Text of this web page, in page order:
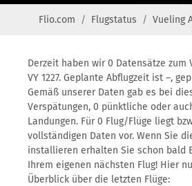
Flio.com Flugstatus Vueling
Derzeit haben wir 0 Datensätze zum
VY 1227. Geplante Abflugzeit ist –,
Gemäß unserer Daten gab es bei
Verspätungen, 0 pünktliche oder
Landungen. Für 0 Flug/Flüge liegt
vollständigen Daten vor. Wenn Sie
installieren erhalten Sie schon bald
Ihrem eigenen nächsten Flug! Hier
Überblick über die letzten Flüge: